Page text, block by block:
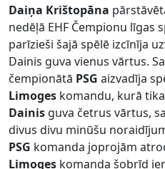
Daiņa Krištopāna
nedēļā EHF Čempionu līgas
parīzieši šajā spēlē izcīnīja
Dainis guva vienus vārtus.
čempionātā PSG aizvadīja
Limoges komandu, kurā
Dainis guva četrus vārtus,
divus divu minūšu
PSG komanda joprojām
Limoges komanda šobrīd